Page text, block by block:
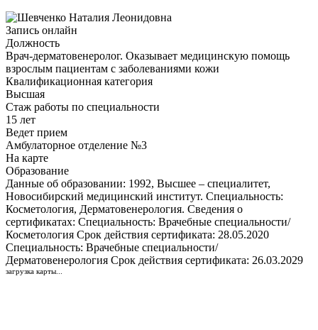
Запись онлайн
Должность
Врач-дерматовенеролог. Оказывает медицинскую помощь
взрослым пациентам с заболеваниями кожи
Квалификационная категория
Высшая
Стаж работы по специальности
15 лет
Ведет прием
Амбулаторное отделение №3
На карте
Образование
Данные об образовании: 1992, Высшее – специалитет,
Новосибирский медицинский институт. Специальность:
Косметология, Дерматовенерология. Сведения о
сертификатах: Специальность: Врачебные специальности/
Косметология Срок действия сертификата: 28.05.2020
Специальность: Врачебные специальности/
Дерматовенерология Срок действия сертификата: 26.03.2029
загрузка карты...